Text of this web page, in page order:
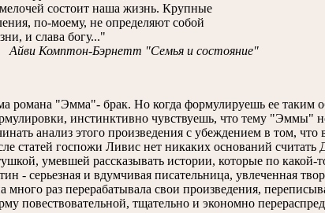
состоит наша жизнь. Крупные
по-моему, не определяют собой
и слава богу..."
Айви Комптон-Бэрнетт "Семья и состояние"
романа "Эмма"- брак. Но когда формулируешь ее таким
инстинктивно чувствуешь, что тему "Эммы"
анализ этого произведения с убеждением в том,
статей госпожи Ливис нет никаких оснований
умевшей рассказывать истории, которые по
- серьезная и вдумчивая писательница, увлеченная
много раз перерабатывала свои произведения,
повествовательной, тщательно и экономно